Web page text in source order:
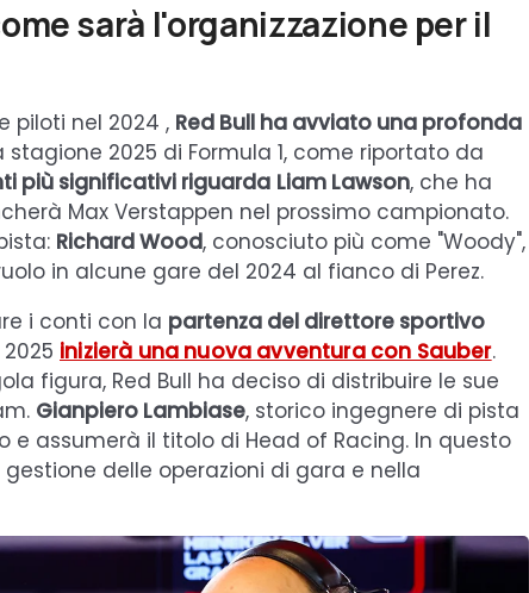
sarà l'organizzazione per il
piloti nel 2024 , Red Bull ha avviato una profonda
2025 di Formula 1, come riportato da
più significativi riguarda Liam Lawson, che ha
Max Verstappen nel prossimo campionato.
Richard Wood, conosciuto più come "Woody",
in alcune gare del 2024 al fianco di Perez.
i conti con la partenza del direttore sportivo
inizierà una nuova avventura con Sauber.
figura, Red Bull ha deciso di distribuire le sue
Gianpiero Lambiase, storico ingegnere di pista
e assumerà il titolo di Head of Racing. In questo
delle operazioni di gara e nella